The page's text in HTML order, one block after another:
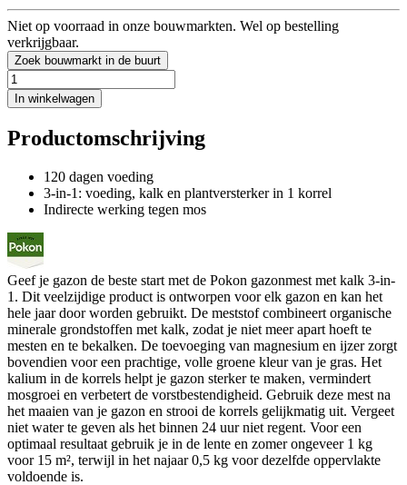
Niet op voorraad in onze bouwmarkten. Wel op bestelling
verkrijgbaar.
Zoek bouwmarkt in de buurt
In winkelwagen
Productomschrijving
120 dagen voeding
3-in-1: voeding, kalk en plantversterker in 1 korrel
Indirecte werking tegen mos
Geef je gazon de beste start met de Pokon gazonmest met kalk 3-in-
1. Dit veelzijdige product is ontworpen voor elk gazon en kan het
hele jaar door worden gebruikt. De meststof combineert organische
minerale grondstoffen met kalk, zodat je niet meer apart hoeft te
mesten en te bekalken. De toevoeging van magnesium en ijzer zorgt
bovendien voor een prachtige, volle groene kleur van je gras. Het
kalium in de korrels helpt je gazon sterker te maken, vermindert
mosgroei en verbetert de vorstbestendigheid. Gebruik deze mest na
het maaien van je gazon en strooi de korrels gelijkmatig uit. Vergeet
niet water te geven als het binnen 24 uur niet regent. Voor een
optimaal resultaat gebruik je in de lente en zomer ongeveer 1 kg
voor 15 m², terwijl in het najaar 0,5 kg voor dezelfde oppervlakte
voldoende is.